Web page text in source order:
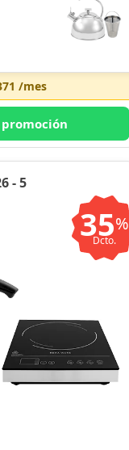
/mes
- 5
35%
Dcto.